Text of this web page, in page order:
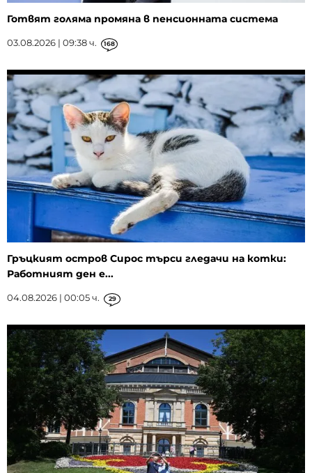
Готвят голяма промяна в пенсионната система
03.08.2026 | 09:38 ч. 168
Гръцкият остров Сирос търси гледачи на котки:
Работният ден е...
04.08.2026 | 00:05 ч. 29